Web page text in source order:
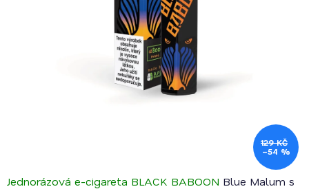
Jednorázová e-cigareta BLACK BABOON Blue Malum s
129 KČ
–54 %